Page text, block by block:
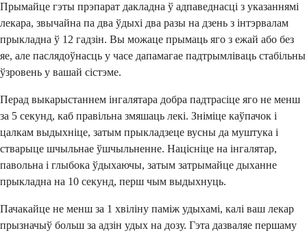
Прымайце гэты прэпарат дакладна ў адпаведнасці з указаннямі
лекара, звычайна па два ўдыхі два разы на дзень з інтэрвалам
прыкладна ў 12 гадзін. Вы можаце прымаць яго з ежай або без
яе, але паслядоўнасць у часе дапамагае падтрымліваць стабільны
ўзровень у вашай сістэме.
Перад выкарыстаннем інгалятара добра падтрасіце яго не менш
за 5 секунд, каб правільна змяшаць лекі. Зніміце каўпачок і
цалкам выдыхніце, затым прыкладзеце вусны да муштука і
стварыце шчыльнае ўшчыльненне. Націсніце на інгалятар,
павольна і глыбока ўдыхаючы, затым затрымайце дыханне
прыкладна на 10 секунд, перш чым выдыхнуць.
Пачакайце не менш за 1 хвіліну паміж удыхамі, калі ваш лекар
прызначыў больш за адзін удых на дозу. Гэта дазваляе першаму